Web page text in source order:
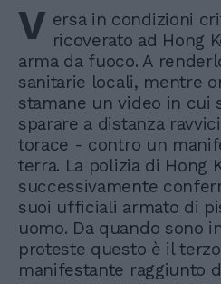
V ersa in condizioni
ricoverato ad Hong
arma da fuoco. A
sanitarie locali, mentre
stamane un video in cui
sparare a distanza
torace - contro un
terra. La polizia di Hong
successivamente
suoi ufficiali armato di
uomo. Da quando sono
proteste questo è il
manifestante raggiunto